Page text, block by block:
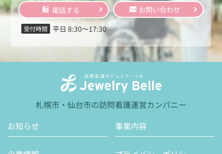
電話する
受付時間 平日 8:30〜17:30
お問い合わせ
札幌市・仙台市の訪問看護運営カンパニー
お知らせ
事業内容